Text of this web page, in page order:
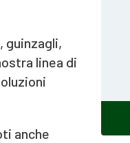
guinzagli,
linea di
anche